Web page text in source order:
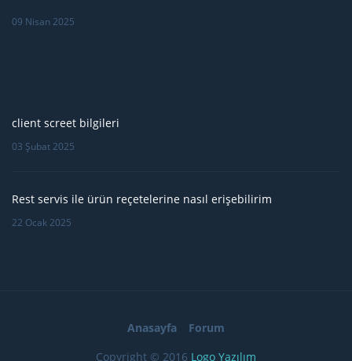
09 Nisan 2025
client screet bilgileri
03 Şubat 2025
Rest servis ile ürün reçetelerine nasıl erişebilirim
22 Ocak 2025
Anasayfa
Forum
Copyright © 2016 Logo Yazılım